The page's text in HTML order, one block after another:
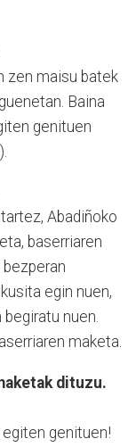
zen maisu batek
Baina
genituen
Abadiñoko
baserriaren
egin nuen,
nuen.
maketa.
dituzu.
genituen!